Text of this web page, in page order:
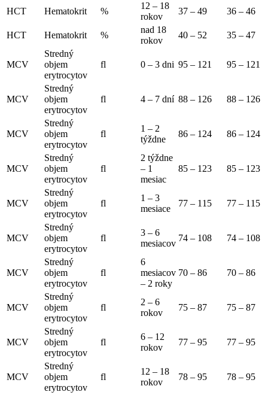
HCT Hematokrit %
12 – 18
rokov
37 – 49 36 – 46
HCT Hematokrit %
nad 18
rokov
40 – 52 35 – 47
MCV
Stredný
objem
erytrocytov
fl 0 – 3 dni 95 – 121 95 – 121
MCV
Stredný
objem
erytrocytov
fl 4 – 7 dní 88 – 126 88 – 126
MCV
Stredný
objem
erytrocytov
fl
1 – 2
týždne
86 – 124 86 – 124
MCV
Stredný
objem
erytrocytov
fl
2 týždne
– 1
mesiac
85 – 123 85 – 123
MCV
Stredný
objem
erytrocytov
fl
1 – 3
mesiace
77 – 115 77 – 115
MCV
Stredný
objem
erytrocytov
fl
3 – 6
mesiacov
74 – 108 74 – 108
MCV
Stredný
objem
erytrocytov
fl
6
mesiacov
– 2 roky
70 – 86 70 – 86
MCV
Stredný
objem
erytrocytov
fl
2 – 6
rokov
75 – 87 75 – 87
MCV
Stredný
objem
erytrocytov
fl
6 – 12
rokov
77 – 95 77 – 95
MCV
Stredný
objem
erytrocytov
fl
12 – 18
rokov
78 – 95 78 – 95